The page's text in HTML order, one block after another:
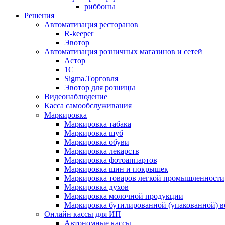
риббоны
Решения
Автоматизация ресторанов
R-keeper
Эвотор
Автоматизация розничных магазинов и сетей
Астор
1С
Sigma.Торговля
Эвотор для розницы
Видеонаблюдение
Касса самообслуживания
Маркировка
Маркировка табака
Маркировка шуб
Маркировка обуви
Маркировка лекарств
Маркировка фотоаппартов
Маркировка шин и покрышек
Маркировка товаров легкой промышленности
Маркировка духов
Маркировка молочной продукции
Маркировка бутилированной (упакованной)
Онлайн кассы для ИП
Автономные кассы